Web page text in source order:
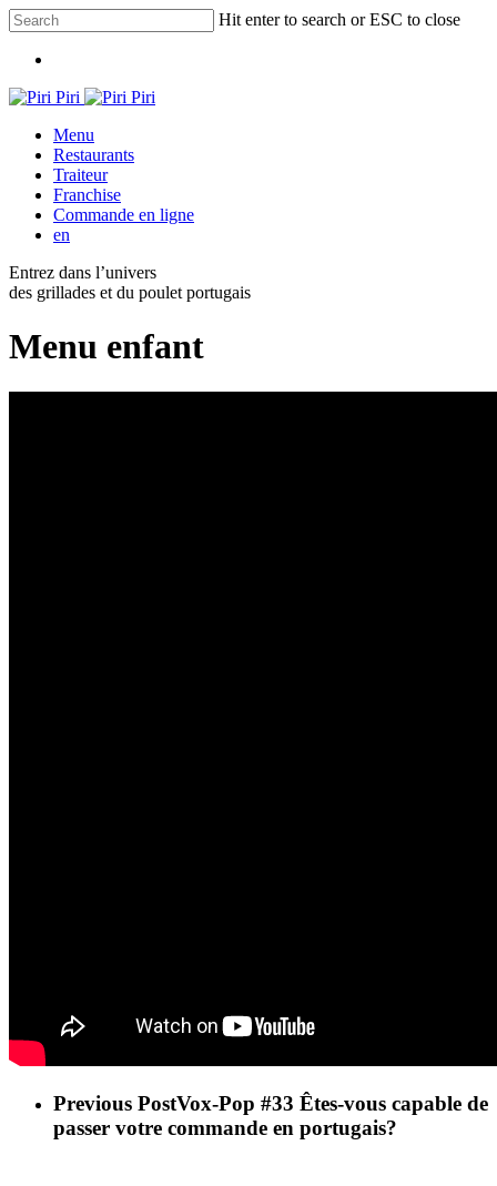
Skip
to
main
Hit enter to search or ESC to close
Search
Menu
Restaurants
Traiteur
Franchise
Commande en ligne
en
Entrez dans l’univers
des grillades et du poulet portugais
Menu enfant
Previous PostVox-Pop #33 Êtes-vous capable de
passer votre commande en portugais?